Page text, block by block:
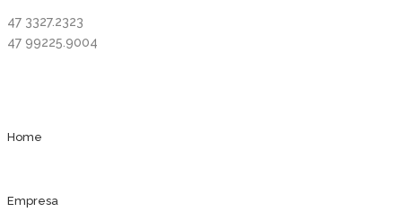
47 3327.2323
47 99225.9004
Home
Empresa